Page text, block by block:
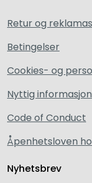
Retur og
Betingelser
Cookies- og
Nyttig informasjon
Code of Conduct
Åpenhetsloven
Nyhetsbrev